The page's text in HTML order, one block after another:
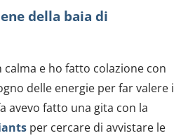
hai fornito loro o che hanno
loro servizi.
della baia di
calma e ho fatto colazione con
delle energie per far valere i
avevo fatto una gita con la
per cercare di avvistare le